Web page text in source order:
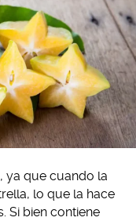
ya que cuando la
lo que la hace
Si bien contiene